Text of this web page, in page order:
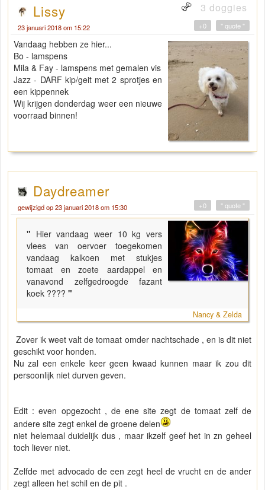
Lissy 3 doggies
23 januari 2018 om 15:22 " quote "
+0
Vandaag hebben ze hier...
Bo - lamspens
Mila & Fay - lamspens met gemalen vis
Jazz - DARF kip/geit met 2 sprotjes en
een kippennek
Wij krijgen donderdag weer een nieuwe
voorraad binnen!
Daydreamer
gewijzigd op 23 januari 2018 om 15:30 " quote "
+0
" Hier vandaag weer 10 kg vers
vlees van oervoer toegekomen
vandaag kalkoen met stukjes
tomaat en zoete aardappel en
vanavond zelfgedroogde fazant
koek ???? "
Nancy & Zelda
Zover ik weet valt de tomaat omder nachtschade , en is dit niet
geschikt voor honden.
Nu zal een enkele keer geen kwaad kunnen maar ik zou dit
persoonlijk niet durven geven.
Edit : even opgezocht , de ene site zegt de tomaat zelf de
andere site zegt enkel de groene delen
niet helemaal duidelijk dus , maar ikzelf geef het in zn geheel
toch liever niet.
Zelfde met advocado de een zegt heel de vrucht en de ander
zegt alleen het schil en de pit .